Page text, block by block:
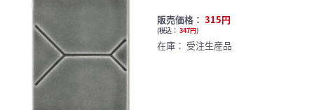
販売価格： 315円
(税込： 347円)
在庫： 受注生産品